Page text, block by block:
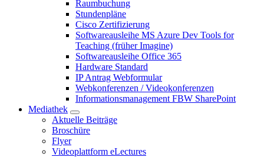
Raumbuchung
Stundenpläne
Cisco Zertifizierung
Softwareausleihe MS Azure Dev Tools for
Teaching (früher Imagine)
Softwareausleihe Office 365
Hardware Standard
IP Antrag Webformular
Webkonferenzen / Videokonferenzen
Informationsmanagement FBW SharePoint
Mediathek
Aktuelle Beiträge
Broschüre
Flyer
Videoplattform eLectures